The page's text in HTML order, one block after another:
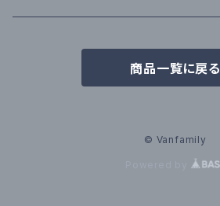
商品一覧に戻る
© Vanfamily